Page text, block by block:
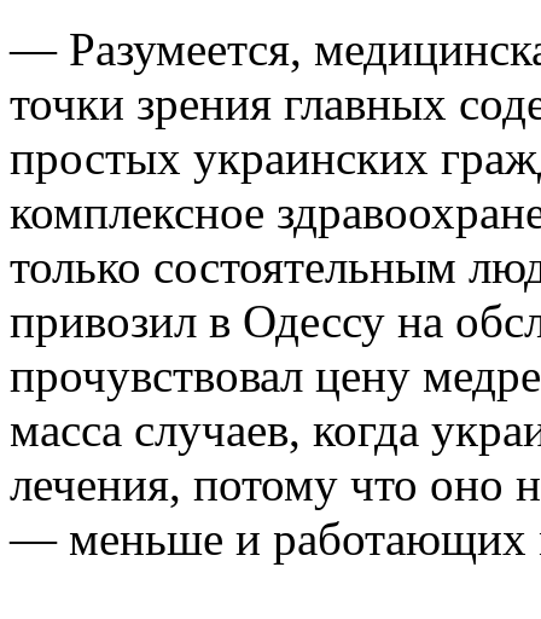
— Разумеется,
точки зрения главных
простых украинских
комплексное
только состоятельным
привозил в Одессу на
прочувствовал цену
масса случаев, когда
лечения, потому что оно
— меньше и работающих